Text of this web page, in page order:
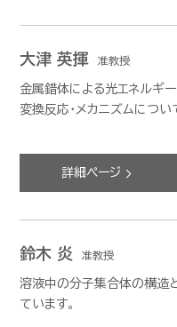
大津 英揮 准教授
金属錯体による光エネルギ
変換反応・メカニズムについ
詳細ページ
鈴木 炎 准教授
溶液中の分子集合体の構造
ています。